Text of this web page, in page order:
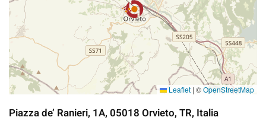
Leaflet | ©OpenStreetMap
Piazza de’ Ranieri, 1A, 05018 Orvieto, TR, Italia